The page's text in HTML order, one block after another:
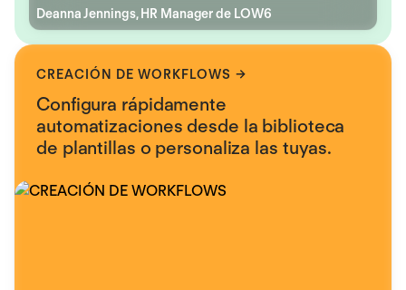
Deanna Jennings, HR Manager de LOW6
CREACIÓN DE WORKFLOWS
Configura rápidamente
automatizaciones desde la biblioteca
de plantillas o personaliza las tuyas.